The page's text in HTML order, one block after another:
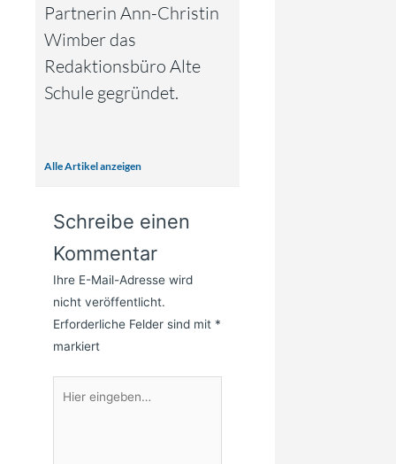
Partnerin Ann-Christin
Wimber das
Redaktionsbüro Alte
Schule gegründet.
Alle Artikel anzeigen
Schreibe einen
Kommentar
Ihre E-Mail-Adresse wird
nicht veröffentlicht.
Erforderliche Felder sind mit *
markiert
eingeben…